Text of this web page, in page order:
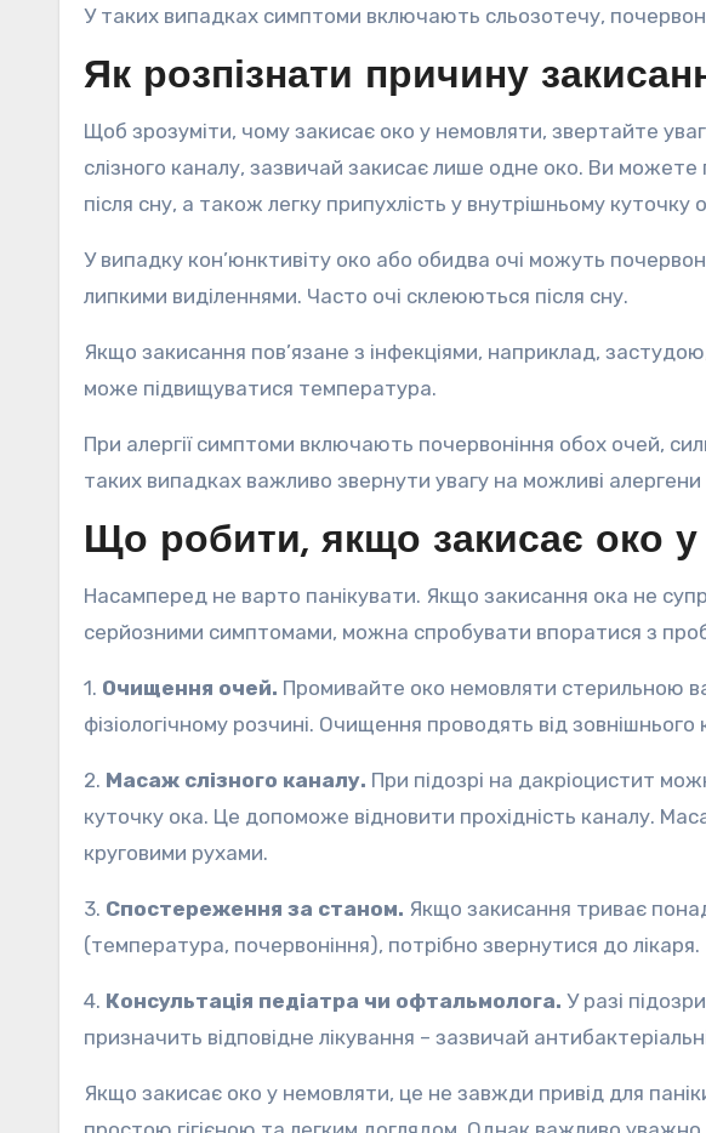
У таких випадках симптоми включають сльозотечу,
Як розпізнати причину
Щоб зрозуміти, чому закисає око у немовляти, звертайте
слізного каналу, зазвичай закисає лише одне око. Ви можете
після сну, а також легку припухлість у внутрішньому куточку
У випадку кон’юнктивіту око або обидва очі можуть
липкими виділеннями. Часто очі склеюються після сну.
Якщо закисання пов’язане з інфекціями, наприклад,
може підвищуватися температура.
При алергії симптоми включають почервоніння обох очей,
таких випадках важливо звернути увагу на можливі
Що робити, якщо закисає око
Насамперед не варто панікувати. Якщо закисання ока не
серйозними симптомами, можна спробувати впоратися з
1. Очищення очей. Промивайте око немовляти стерильною
фізіологічному розчині. Очищення проводять від
2. Масаж слізного каналу. При підозрі на дакріоцистит
куточку ока. Це допоможе відновити прохідність каналу.
круговими рухами.
3. Спостереження за станом. Якщо закисання триває
(температура, почервоніння), потрібно звернутися до лікаря.
4. Консультація педіатра чи офтальмолога. У разі
призначить відповідне лікування – зазвичай
Якщо закисає око у немовляти, це не завжди привід для